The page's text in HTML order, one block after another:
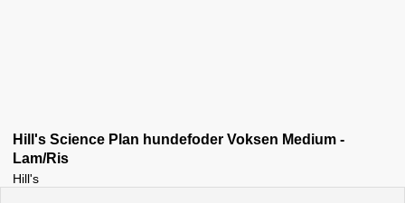
Hill's Science Plan hundefoder Voksen Medium -
Lam/Ris
Hill's